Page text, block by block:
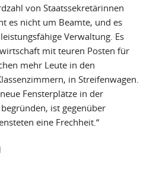
von Staatssekretärinnen
es nicht um Beamte, und es
Verwaltung. Es
mit teuren Posten für
mehr Leute in den
in Streifenwagen.
Fensterplätze in der
ist gegenüber
eine Frechheit.“